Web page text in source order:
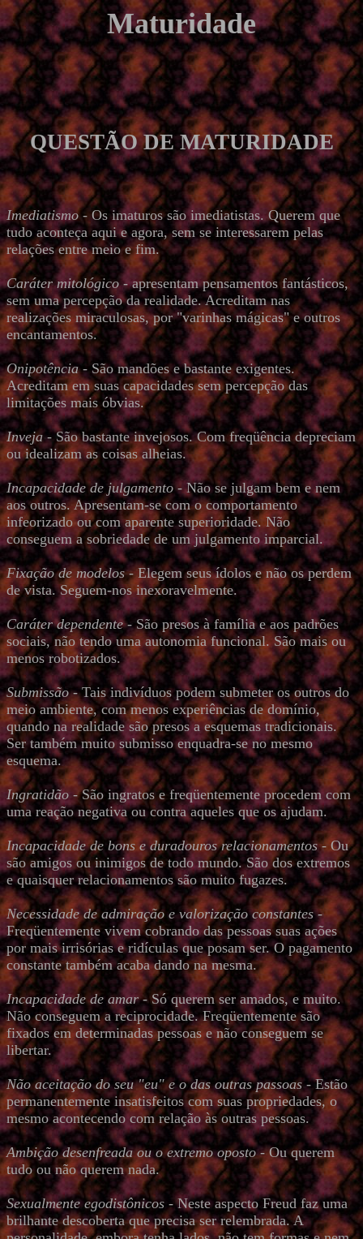
Maturidade
QUESTÃO DE MATURIDADE
Imediatismo- Os imaturos são imediatistas. Querem que
tudo aconteça aqui e agora, sem se interessarem pelas
relações entre meio e fim.
Caráter mitológico- apresentam pensamentos fantásticos,
sem uma percepção da realidade. Acreditam nas
realizações miraculosas, por "varinhas mágicas" e outros
encantamentos.
Onipotência- São mandões e bastante exigentes.
Acreditam em suas capacidades sem percepção das
limitações mais óbvias.
Inveja- São bastante invejosos. Com freqüência depreciam
ou idealizam as coisas alheias.
Incapacidade de julgamento- Não se julgam bem e nem
aos outros. Apresentam-se com o comportamento
infeorizado ou com aparente superioridade. Não
conseguem a sobriedade de um julgamento imparcial.
Fixação de modelos- Elegem seus ídolos e não os perdem
de vista. Seguem-nos inexoravelmente.
Caráter dependente- São presos à família e aos padrões
sociais, não tendo uma autonomia funcional. São mais ou
menos robotizados.
Submissão- Tais indivíduos podem submeter os outros do
meio ambiente, com menos experiências de domínio,
quando na realidade são presos a esquemas tradicionais.
Ser também muito submisso enquadra-se no mesmo
esquema.
Ingratidão - São ingratos e freqüentemente procedem com
uma reação negativa ou contra aqueles que os ajudam.
Incapacidade de bons e duradouros relacionamentos- Ou
são amigos ou inimigos de todo mundo. São dos extremos
e quaisquer relacionamentos são muito fugazes.
Necessidade de admiração e valorização constantes-
Freqüentemente vivem cobrando das pessoas suas ações
por mais irrisórias e ridículas que posam ser. O pagamento
constante também acaba dando na mesma.
Incapacidade de amar- Só querem ser amados, e muito.
Não conseguem a reciprocidade. Freqüentemente são
fixados em determinadas pessoas e não conseguem se
libertar.
Não aceitação do seu "eu" e o das outras passoas- Estão
permanentemente insatisfeitos com suas propriedades, o
mesmo acontecendo com relação às outras pessoas.
Ambição desenfreada ou o extremo oposto- Ou querem
tudo ou não querem nada.
Sexualmente egodistônicos - Neste aspecto Freud faz uma
brilhante descoberta que precisa ser relembrada. A